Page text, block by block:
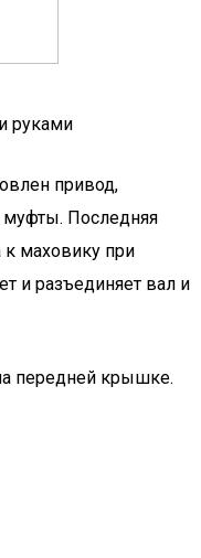
руками
привод,
муфты. Последняя
к маховику при
и разъединяет вал и
передней крышке.